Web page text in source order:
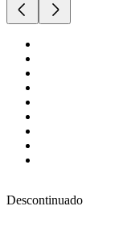
Descontinuado